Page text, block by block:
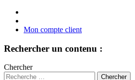
Mon compte client
Rechercher un contenu :
Chercher